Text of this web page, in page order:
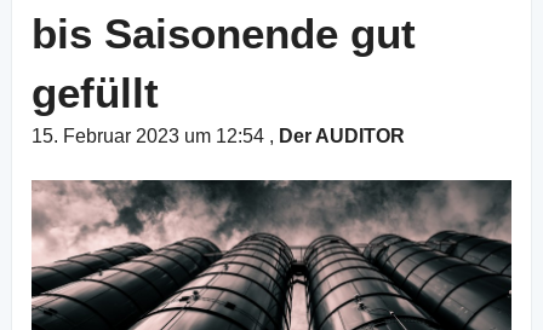
bis Saisonende gut
gefüllt
15. Februar 2023 um 12:54 , Der AUDITOR